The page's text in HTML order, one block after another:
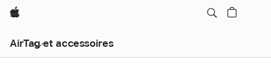
Apple
AirTag et accessoires